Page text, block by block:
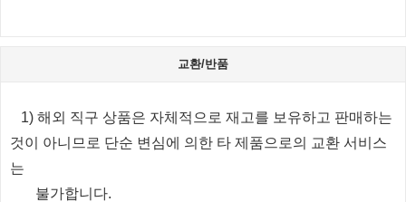
교환/반품
1) 해외 직구 상품은 자체적으로 재고를 보유하고 판매하는
것이 아니므로 단순 변심에 의한 타 제품으로의 교환 서비스
는
불가합니다.